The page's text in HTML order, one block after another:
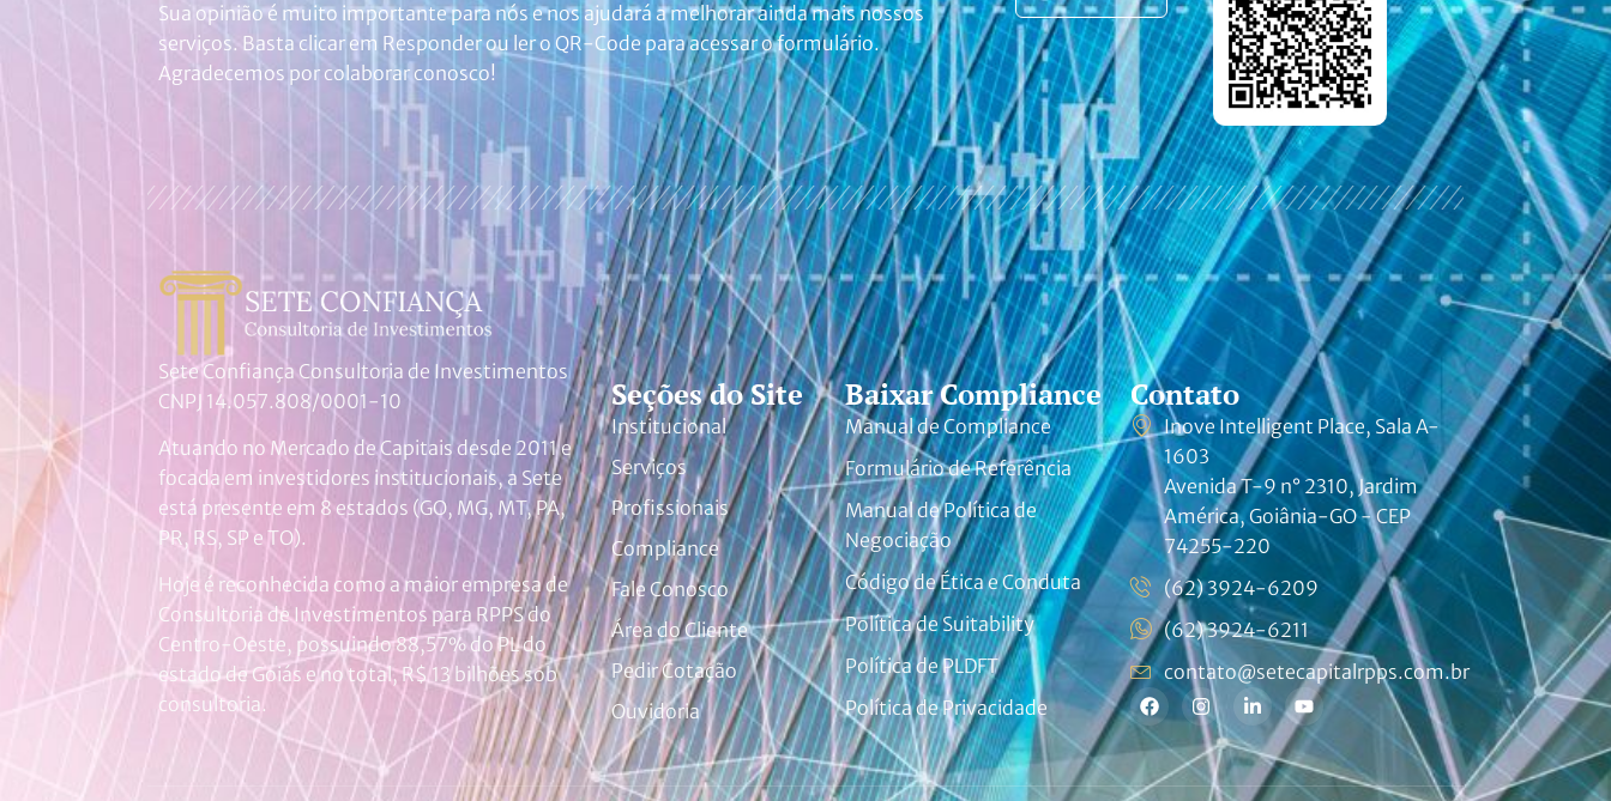
Sua opinião é muito importante para nós e nos ajudará a melhorar ainda mais nossos
serviços. Basta clicar em Responder ou ler o QR-Code para acessar o formulário.
Agradecemos por colaborar conosco!
Sete Confiança Consultoria de Investimentos
CNPJ 14.057.808/0001-10
Atuando no Mercado de Capitais desde 2011 e
focada em investidores institucionais, a Sete
está presente em 8 estados (GO, MG, MT, PA,
PR, RS, SP e TO).
Hoje é reconhecida como a maior empresa de
Consultoria de Investimentos para RPPS do
Centro-Oeste, possuindo 88,57% do PL do
estado de Goiás e no total, R$ 13 bilhões sob
consultoria.
Seções do Site
Institucional
Serviços
Profissionais
Compliance
Fale Conosco
Área do Cliente
Pedir Cotação
Ouvidoria
Baixar Compliance
Manual de Compliance
Formulário de Referência
Manual de Política de
Negociação
Código de Ética e Conduta
Política de Suitability
Política de PLDFT
Política de Privacidade
Contato
Inove Intelligent Place, Sala A-
1603
Avenida T-9 n° 2310, Jardim
América, Goiânia-GO - CEP
74255-220
(62) 3924-6209
(62) 3924-6211
contato@setecapitalrpps.com.br